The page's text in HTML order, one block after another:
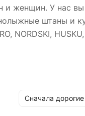
женщин. У нас вы
штаны и
NORDSKI,
Сначала дорогие